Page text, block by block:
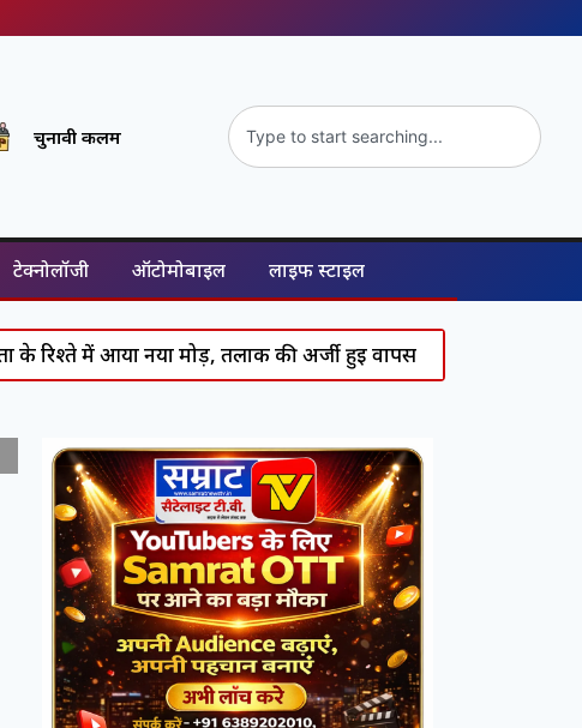
चुनावी कलम
टेक्नोलॉजी ऑटोमोबाइल लाइफ स्टाइल
नया मोड़, तलाक की अर्जी हुई वापस Supreme Court का